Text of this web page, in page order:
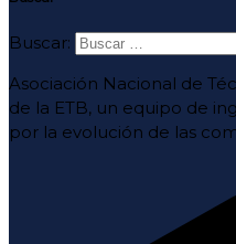
Buscar:
Asociación Nacional de
de la ETB, un equipo de
por la evolución de las